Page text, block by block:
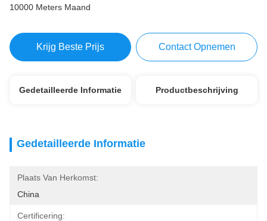
10000 Meters Maand
Krijg Beste Prijs Contact Opnemen
Gedetailleerde Informatie Productbeschrijving
Gedetailleerde Informatie
Plaats Van Herkomst:
China
Certificering: